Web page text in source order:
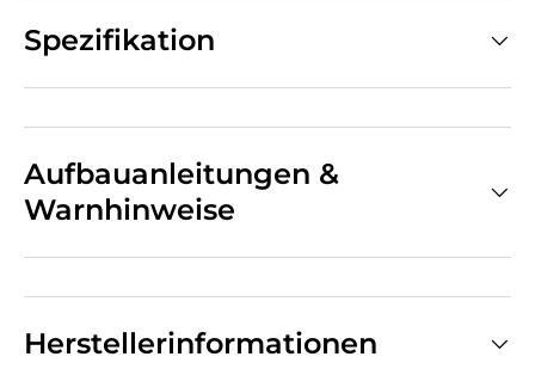
Spezifikation
Aufbauanleitungen &
Warnhinweise
Herstellerinformationen